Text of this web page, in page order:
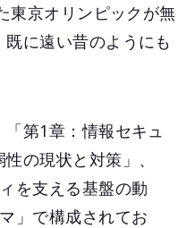
東京オリンピックが無
に遠い昔のようにも
第1章：情報セキュ
の現状と対策」、
を支える基盤の動
」で構成されてお